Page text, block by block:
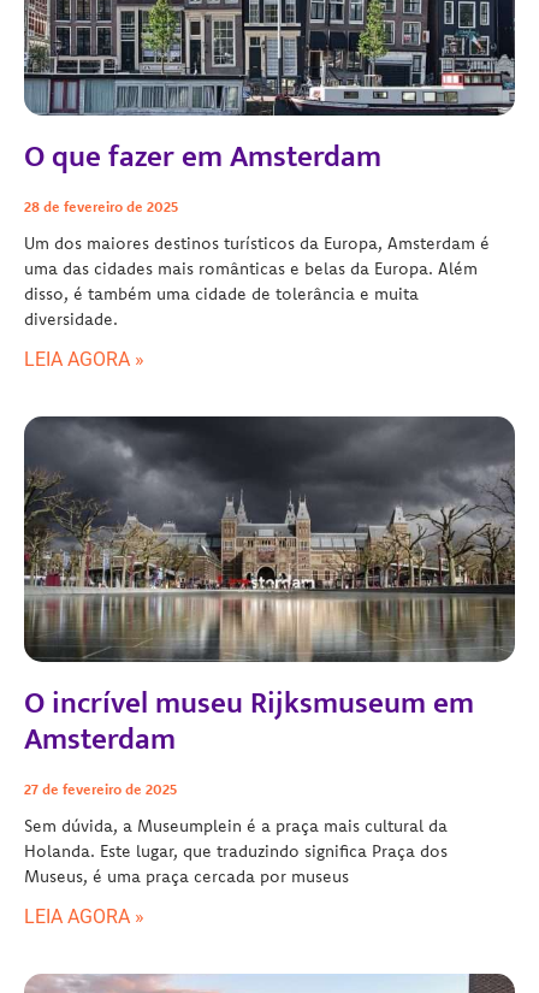
O que fazer em Amsterdam
28 de fevereiro de 2025
Um dos maiores destinos turísticos da Europa, Amsterdam é
uma das cidades mais românticas e belas da Europa. Além
disso, é também uma cidade de tolerância e muita
diversidade.
LEIA AGORA »
O incrível museu Rijksmuseum em
Amsterdam
27 de fevereiro de 2025
Sem dúvida, a Museumplein é a praça mais cultural da
Holanda. Este lugar, que traduzindo significa Praça dos
Museus, é uma praça cercada por museus
LEIA AGORA »